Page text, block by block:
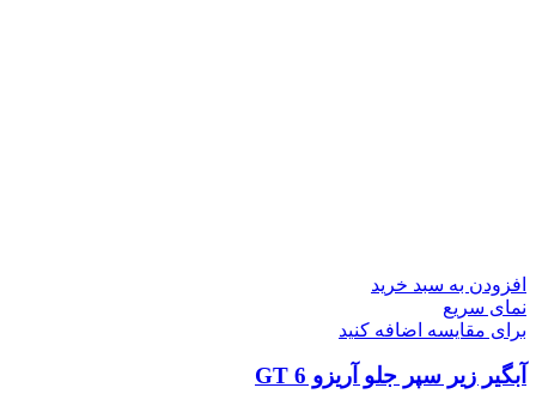
افزودن به سبد خرید
نمای سریع
برای مقایسه اضافه کنید
آبگیر زیر سپر جلو آریزو 6 GT